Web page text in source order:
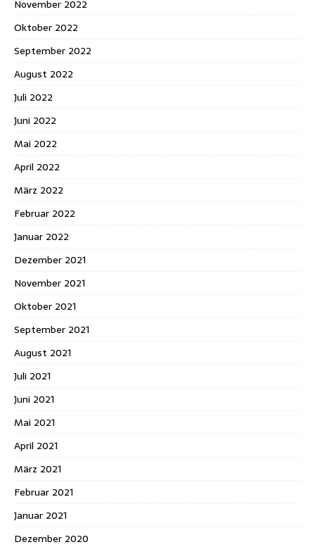
November 2022
Oktober 2022
September 2022
August 2022
Juli 2022
Juni 2022
Mai 2022
April 2022
März 2022
Februar 2022
Januar 2022
Dezember 2021
November 2021
Oktober 2021
September 2021
August 2021
Juli 2021
Juni 2021
Mai 2021
April 2021
März 2021
Februar 2021
Januar 2021
Dezember 2020